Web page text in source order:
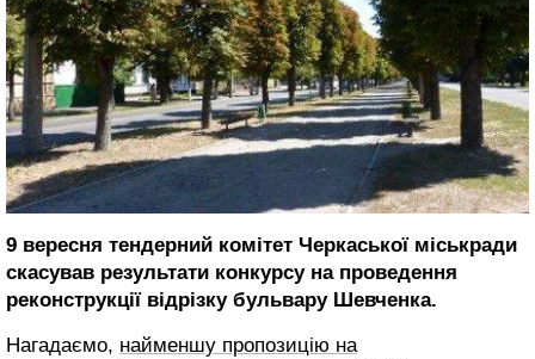
9 вересня тендерний комітет Черкаської міськради
скасував результати конкурсу на проведення
реконструкції відрізку бульвару Шевченка.
Нагадаємо, найменшу пропозицію на